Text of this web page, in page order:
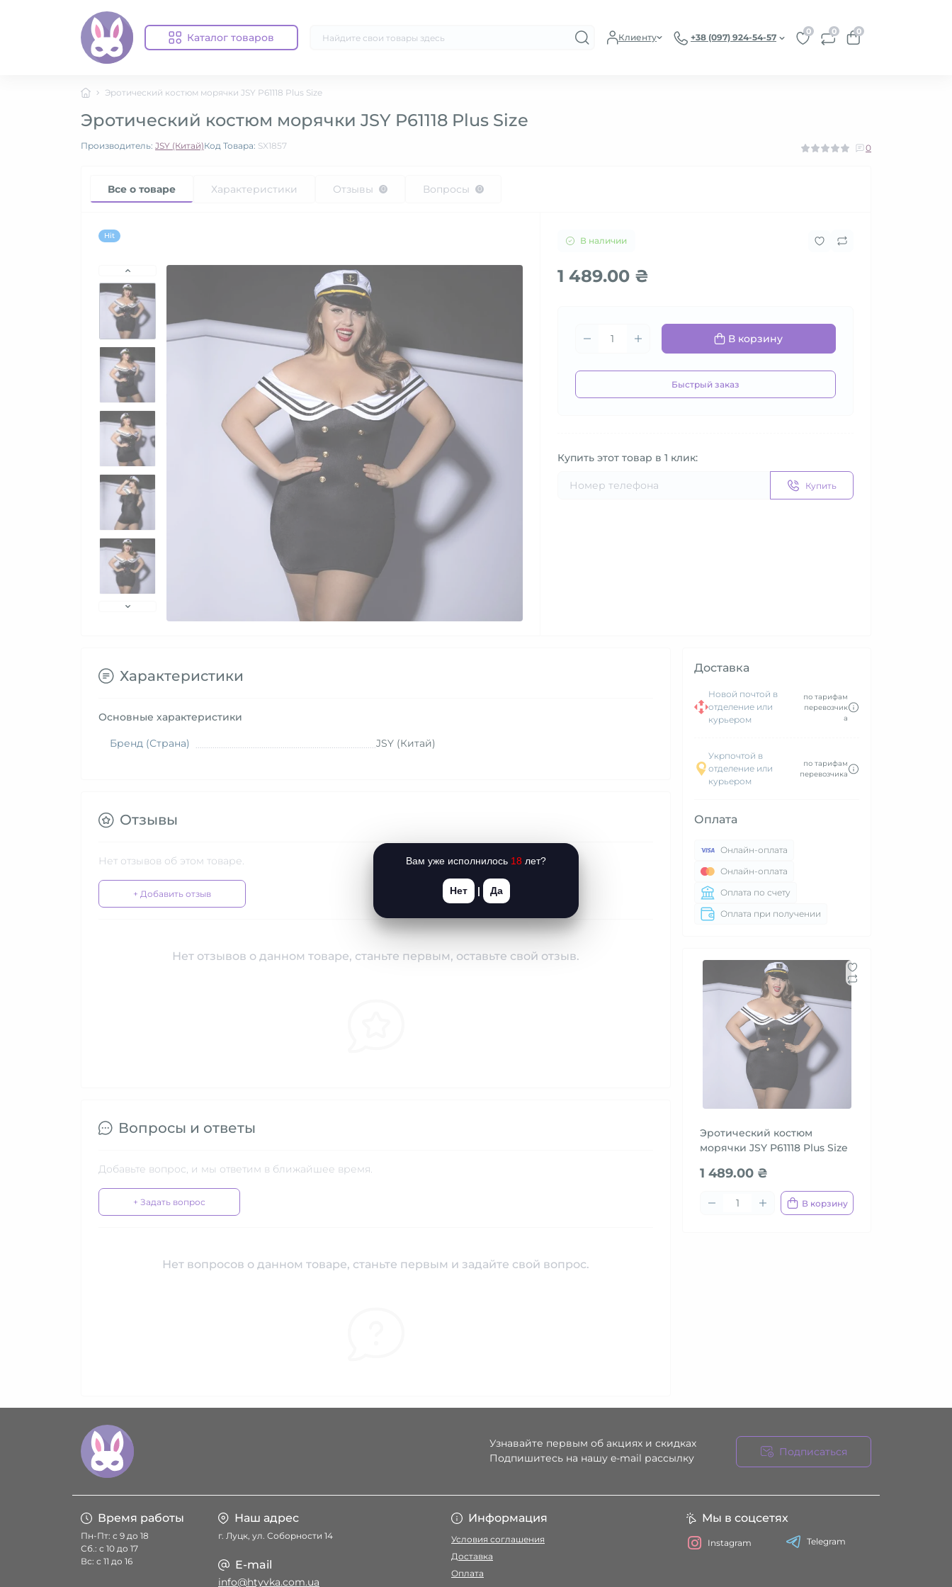
Каталог товаров Клиенту +38 (097) 924-54-57
0 0 0
Эротический костюм морячки JSY P61118 Plus Size
Эротический костюм морячки JSY P61118 Plus Size
Производитель: JSY (Китай)Код Товара: SX1857 0
Все о товаре Характеристики Отзывы 0 Вопросы 0
Hit В наличии
1 489.00 ₴
В корзину
Быстрый заказ
Купить этот товар в 1 клик:
Купить
Доставка
Новой почтой в
отделение или
курьером
по тарифам
перевозчик
а
Укрпочтой в
отделение или
курьером
по тарифам
перевозчика
Оплата
Онлайн-оплата
Онлайн-оплата
Оплата по счету
Оплата при получении
Эротический костюм
морячки JSY P61118 Plus Size
1 489.00 ₴
В корзину
Характеристики
Основные характеристики
Бренд (Страна) JSY (Китай)
Отзывы
Нет отзывов об этом товаре.
+ Добавить отзыв
Нет отзывов о данном товаре, станьте первым, оставьте свой отзыв.
Вопросы и ответы
Добавьте вопрос, и мы ответим в ближайшее время.
+ Задать вопрос
Нет вопросов о данном товаре, станьте первым и задайте свой вопрос.
Узнавайте первым об акциях и скидках
Подпишитесь на нашу e-mail рассылку
Подписаться
Время работы
Пн-Пт: с 9 до 18
Сб.: с 10 до 17
Вс: с 11 до 16
Наш адрес
г. Луцк, ул. Соборности 14
E-mail
info@htyvka.com.ua
Информация
Условия соглашения
Доставка
Оплата
Мы в соцсетях
Instagram Telegram
Вам уже исполнилось 18 лет?
Нет | Да